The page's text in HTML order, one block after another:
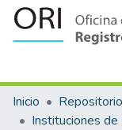
Comunidades
Todo DSpace
Inicio